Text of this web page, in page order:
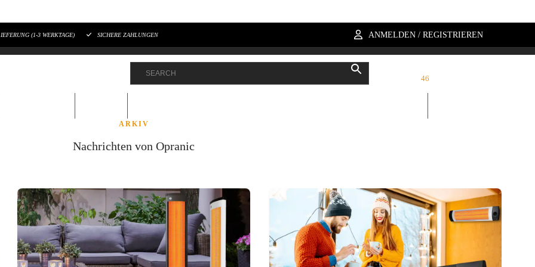
(1-3 WERKTAGE) SICHERE ZAHLUNGEN ANMELDEN / REGISTRIEREN
46
Nachrichten von Opranic